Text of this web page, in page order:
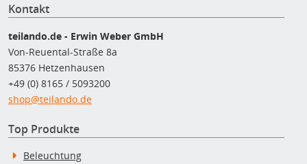
Kontakt
teilando.de - Erwin Weber GmbH
Von-Reuental-Straße 8a
85376 Hetzenhausen
+49 (0) 8165 / 5093200
shop@teilando.de
Top Produkte
Beleuchtung